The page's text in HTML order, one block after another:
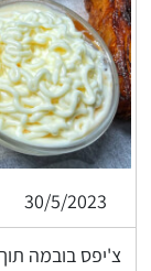
30/5/2023